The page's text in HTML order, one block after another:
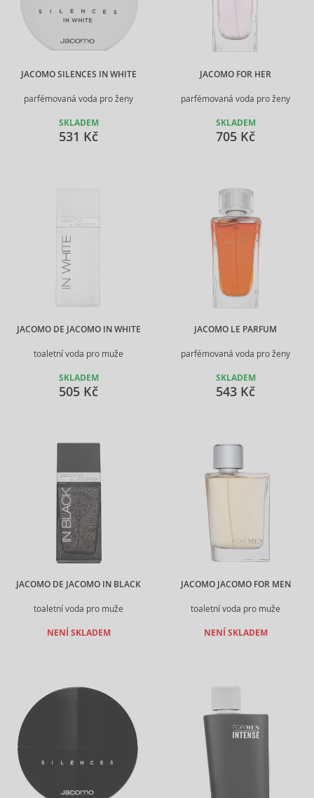
JACOMO SILENCES IN WHITE
parfémovaná voda pro ženy
SKLADEM
531 Kč
JACOMO FOR HER
parfémovaná voda pro ženy
SKLADEM
705 Kč
JACOMO DE JACOMO IN WHITE
toaletní voda pro muže
SKLADEM
505 Kč
JACOMO LE PARFUM
parfémovaná voda pro ženy
SKLADEM
543 Kč
JACOMO DE JACOMO IN BLACK
toaletní voda pro muže
NENÍ SKLADEM
JACOMO JACOMO FOR MEN
toaletní voda pro muže
NENÍ SKLADEM